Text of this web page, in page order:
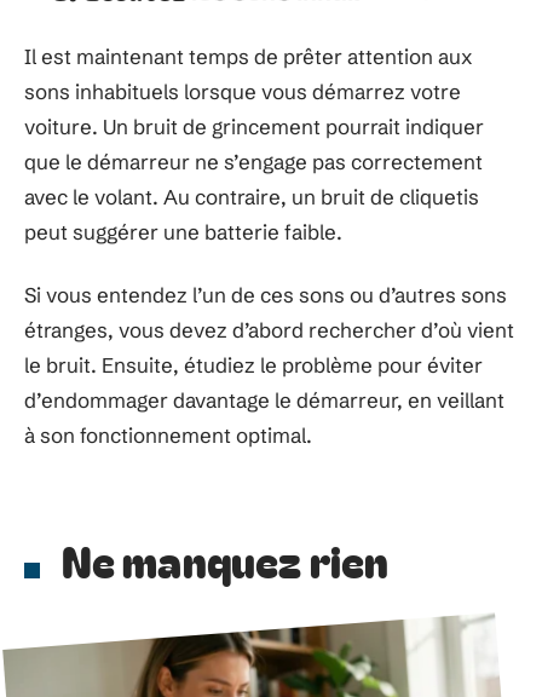
Il est maintenant temps de prêter attention aux
sons inhabituels lorsque vous démarrez votre
voiture. Un bruit de grincement pourrait indiquer
que le démarreur ne s’engage pas correctement
avec le volant. Au contraire, un bruit de cliquetis
peut suggérer une batterie faible.
Si vous entendez l’un de ces sons ou d’autres sons
étranges, vous devez d’abord rechercher d’où vient
le bruit. Ensuite, étudiez le problème pour éviter
d’endommager davantage le démarreur, en veillant
à son fonctionnement optimal.
Ne manquez rien